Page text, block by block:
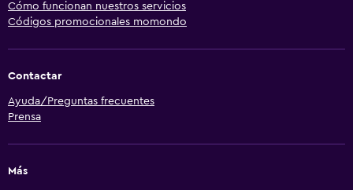
Cómo funcionan nuestros servicios
Códigos promocionales momondo
Contactar
Ayuda/Preguntas frecuentes
Prensa
Más